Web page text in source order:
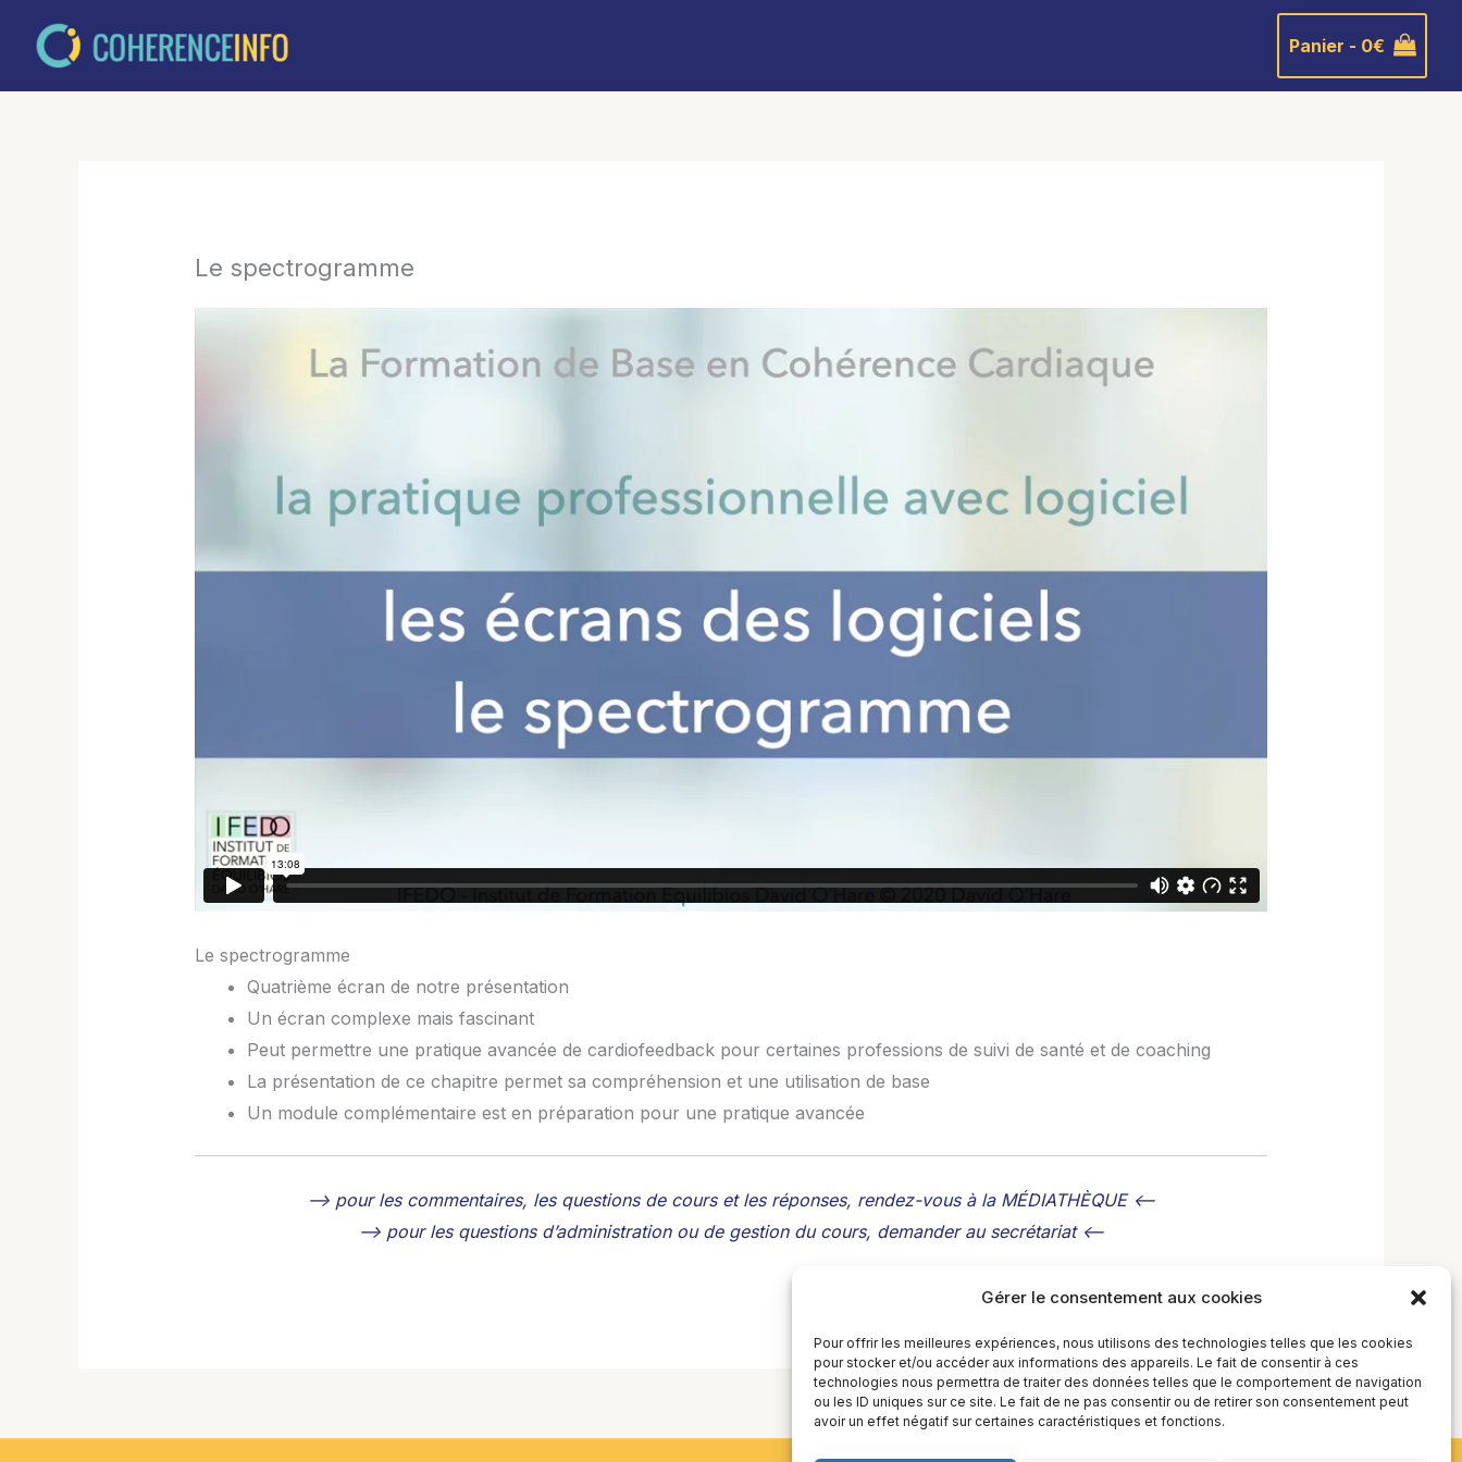
Gérer le consentement aux cookies
Pour offrir les meilleures expériences, nous utilisons des technologies telles que les cookies
pour stocker et/ou accéder aux informations des appareils. Le fait de consentir à ces
technologies nous permettra de traiter des données telles que le comportement de navigation
ou les ID uniques sur ce site. Le fait de ne pas consentir ou de retirer son consentement peut
avoir un effet négatif sur certaines caractéristiques et fonctions.
Panier - 0€
Le spectrogramme
Le spectrogramme
Quatrième écran de notre présentation
Un écran complexe mais fascinant
Peut permettre une pratique avancée de cardiofeedback pour certaines professions de suivi de santé et de coaching
La présentation de ce chapitre permet sa compréhension et une utilisation de base
Un module complémentaire est en préparation pour une pratique avancée
–> pour les commentaires, les questions de cours et les réponses, rendez-vous à la MÉDIATHÈQUE <--
–> pour les questions d’administration ou de gestion du cours, demander au secrétariat <--